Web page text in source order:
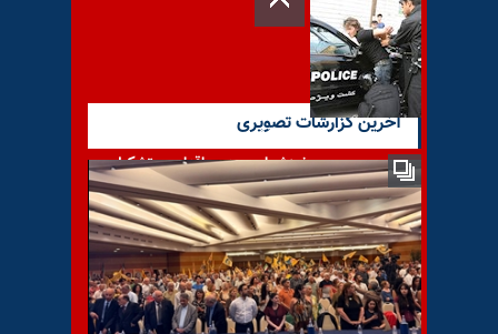
رژیم آخوندی در وحشت از
خیزشهای مردمی اقدام به تشکیل
نیروی
مافیای گوشت و دردی که مردم
آخرین گزارشات تصویری